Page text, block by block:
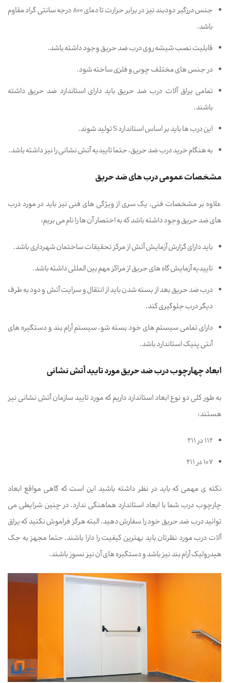
جنس درزگیر دودبند نیز در برابر حرارت تا دمای 800 درجه سانتی گراد مقاوم
باشد.
قابلیت نصب شیشه روی درب ضد حریق وجود داشته باشد.
در جنس های مختلف چوبی و فلزی ساخته شود.
تمامی یراق آلات درب ضد حریق باید دارای استاندارد ضد حریق داشته
باشند.
این درب ها باید بر اساس استاندارد S تولید شوند.
به هنگام خرید درب ضد حریق، حتما تاییدیه آتش نشانی را نیز داشته باشد.
مشخصات عمومی درب های ضد حریق
علاوه بر مشخصات فنی، یک سری از ویژگی های فنی نیز باید در مورد درب
های ضد حریق وجود داشته باشد که به اختصار آن ها را نام می بریم:
باید دارای گزارش آزمایش آتش از مرکز تحقیقات ساختمان شهرداری باشد.
تاییدیه آزمایش گاه های حریق از مراکز مهم بین المللی داشته باشد.
درب ضد حریق بعد از بسته شدن باید از انتقال و سرایت آتش و دود به طرف
دیگر درب جلوگیری کند.
دارای تمامی سیستم های خود بسته شو، سیستم آرام بند و دستگیره های
آنتی پنیک استاندارد باشد.
ابعاد چهارچوب درب ضد حریق مورد تایید آتش نشانی
به طور کلی دو نوع ابعاد استاندارد داریم که مورد تایید سازمان آتش نشانی نیز
هستند:
112 در 211
107 در 211
نکته ی مهمی که باید در نظر داشته باشید این است که گاهی مواقع ابعاد
چارچوب درب شما با ابعاد استاندارد هماهنگی ندارد. در چنین شرایطی می
توانید درب ضد حریق خود را سفارش دهید. البته هرگز فراموش نکنید که یراق
آلات درب مورد نظرتان باید بهترین کیفیت را دارا باشند. حتما مجهز به جک
هیدرولیک آرام بند نیز باشد و دستگیره های آن نیز نسوز باشند.